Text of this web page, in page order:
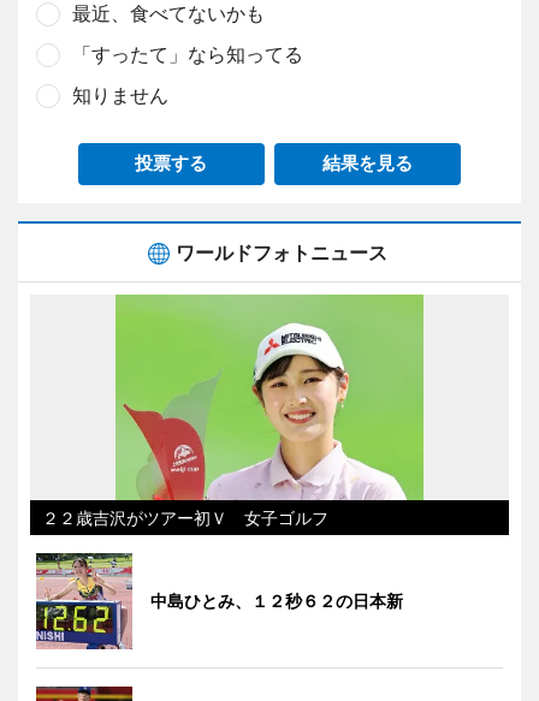
最近、食べてないかも
「すったて」なら知ってる
知りません
投票する 結果を見る
ワールドフォトニュース
２２歳吉沢がツアー初Ｖ 女子ゴルフ
中島ひとみ、１２秒６２の日本新